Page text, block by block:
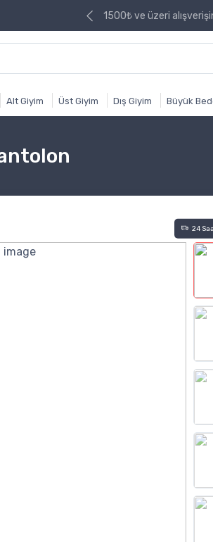
kargo bedava 1500₺ ve üzeri
Alt Giyim Üst Giyim Dış Giyim Büyük
24